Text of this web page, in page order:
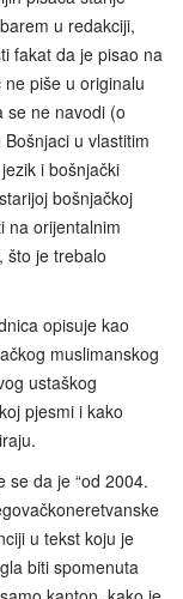
u redakciji,
fakat da je pisao na
piše u originalu
se ne navodi (o
u vlastitim
i bošnjački
bošnjačkoj
na orijentalnim
što je trebalo
opisuje kao
muslimanskog
ustaškog
pjesmi i kako
se da je “od 2004.
u tekst koju je
biti spomenuta